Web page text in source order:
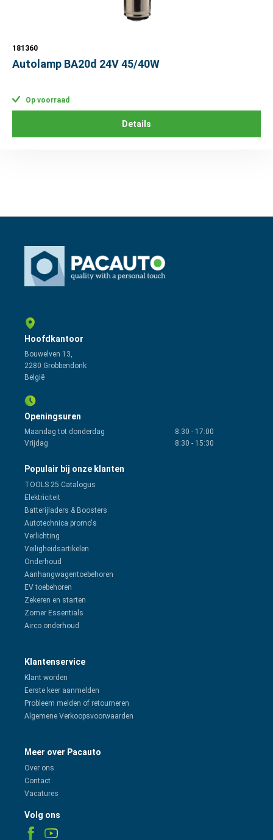
181360
Autolamp BA20d 24V 45/40W
Op voorraad
Details
Hoofdkantoor
Bouwelven 13,
2280 Grobbendonk
België
Openingsuren
Maandag tot donderdag 8:30 - 17:00
Vrijdag
8:30 - 15:30
Populair bij onze klanten
TOOLS 25 Catalogus
Elektriciteit
Batterijladers & Boosters
Autotechnica promo's
Verlichting
Veiligheidsartikelen
Onderhoud
Aanhangwagentoebehoren
EV toebehoren
Zekeren en starten
Zomer Essentials
Airco onderhoud
Klantenservice
Klant worden
Eerste keer aanmelden
Probleem melden of retourneren
Algemene Verkoopsvoorwaarden
Meer over Pacauto
Over ons
Contact
Vacatures
Volg ons